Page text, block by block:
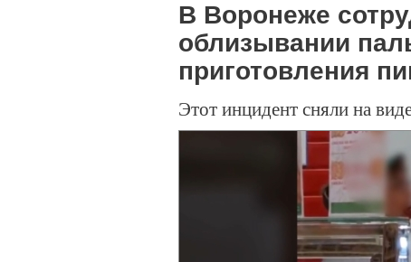
В Воронеже
облизывании
приготовления
Этот инцидент сняли на